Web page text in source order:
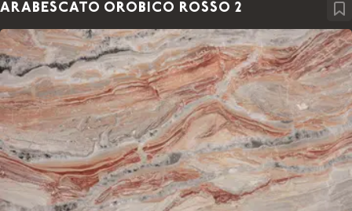
ARABESCATO OROBICO ROSSO 2